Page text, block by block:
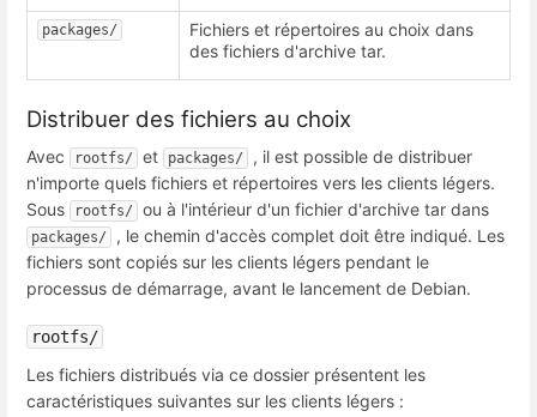
packages/
Fichiers et répertoires au choix dans
des fichiers d'archive tar.
Distribuer des fichiers au choix
Avec rootfs/ et packages/
, il est possible de distribuer
n'importe quels fichiers et répertoires vers les clients légers.
Sous
rootfs/ ou à l'intérieur d'un fichier d'archive tar dans
packages/
, le chemin d'accès complet doit être indiqué. Les
fichiers sont copiés sur les clients légers pendant le
processus de démarrage, avant le lancement de Debian.
rootfs/
Les fichiers distribués via ce dossier présentent les
caractéristiques suivantes sur les clients légers :